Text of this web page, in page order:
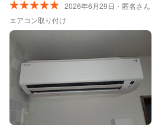
2026年6月29日・匿名さん
エアコン取り付け